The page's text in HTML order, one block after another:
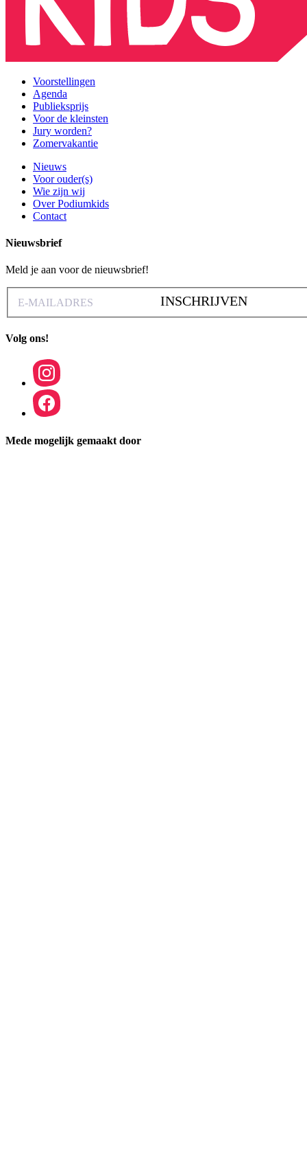
Voorstellingen
Agenda
Publieksprijs
Voor de kleinsten
Jury worden?
Zomervakantie
Nieuws
Voor ouder(s)
Wie zijn wij
Over Podiumkids
Contact
Nieuwsbrief
Meld je aan voor de nieuwsbrief!
INSCHRIJVEN
Volg ons!
Mede mogelijk gemaakt door